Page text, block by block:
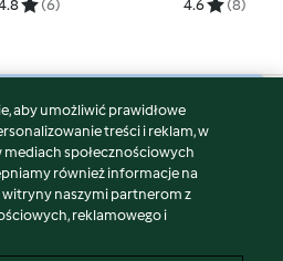
(6) 4.6 (8)
aby umożliwić prawidłowe
treści i reklam, w
społecznościowych
również informacje na
naszymi partnerom z
reklamowego i